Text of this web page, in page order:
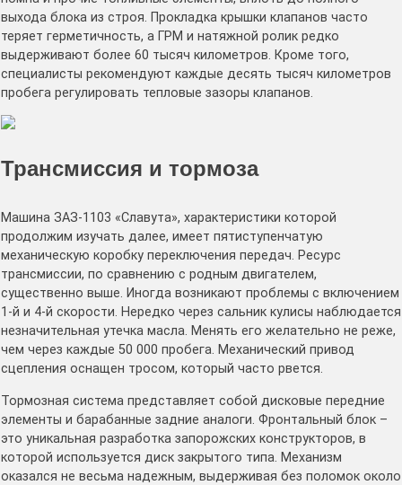
выхода блока из строя. Прокладка крышки клапанов часто
теряет герметичность, а ГРМ и натяжной ролик редко
выдерживают более 60 тысяч километров. Кроме того,
специалисты рекомендуют каждые десять тысяч километров
пробега регулировать тепловые зазоры клапанов.
Трансмиссия и тормоза
Машина ЗАЗ-1103 «Славута», характеристики которой
продолжим изучать далее, имеет пятиступенчатую
механическую коробку переключения передач. Ресурс
трансмиссии, по сравнению с родным двигателем,
существенно выше. Иногда возникают проблемы с включением
1-й и 4-й скорости. Нередко через сальник кулисы наблюдается
незначительная утечка масла. Менять его желательно не реже,
чем через каждые 50 000 пробега. Механический привод
сцепления оснащен тросом, который часто рвется.
Тормозная система представляет собой дисковые передние
элементы и барабанные задние аналоги. Фронтальный блок –
это уникальная разработка запорожских конструкторов, в
которой используется диск закрытого типа. Механизм
оказался не весьма надежным, выдерживая без поломок около